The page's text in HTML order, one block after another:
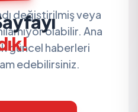
değiştirilmiş veya
olabilir. Ana
güncel haberleri
edebilirsiniz.